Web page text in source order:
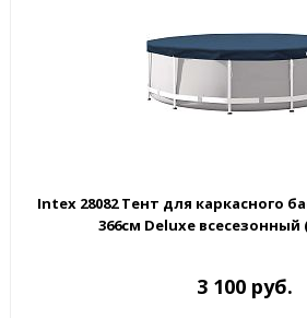
Intex 28082 Тент для каркасного
366см Deluxe всесезонный
3 100 руб.